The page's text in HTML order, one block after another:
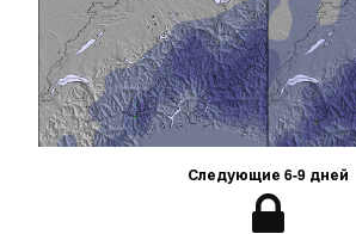
Следующие 6-9 дней